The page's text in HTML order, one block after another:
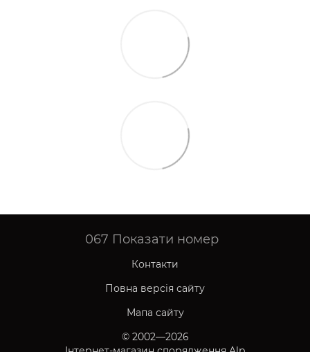
067 Показати номер
Контакти
Повна версія сайту
Мапа сайту
© 2002—2026